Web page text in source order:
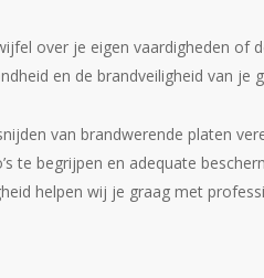
over je eigen vaardigheden of
en de brandveiligheid van je
van brandwerende platen
te begrijpen en adequate
helpen wij je graag met